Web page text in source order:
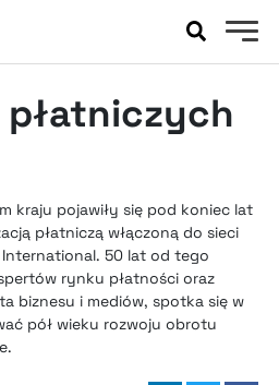
kraju pojawiły się pod koniec lat
płatniczą włączoną do sieci
50 lat od tego
rynku płatności oraz
biznesu i mediów, spotka się w
pół wieku rozwoju obrotu